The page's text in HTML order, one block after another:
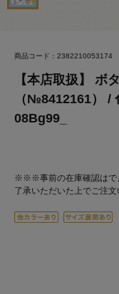
商品コード：2382210053174
【本店取扱】 ボ
（№8412161）
08Bg99_
※※※事前の在庫確認は
了承いただいた上でご注文